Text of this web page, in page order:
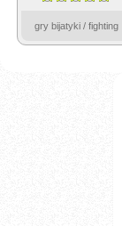
gry bijatyki / fighting